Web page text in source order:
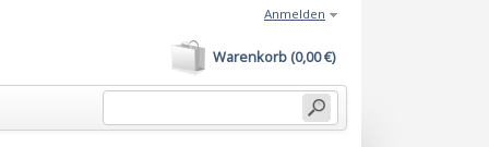
Warenkorb (0,00 €)
Anmelden